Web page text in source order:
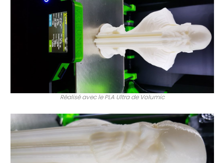
Réalisé avec le PLA Ultra de Volumic